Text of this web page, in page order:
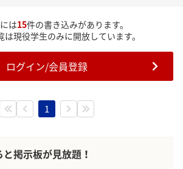
は15件の書き込みがあります。
は現役学生のみに開放しています。
ログイン/会員登録
1
掲示板が見放題！